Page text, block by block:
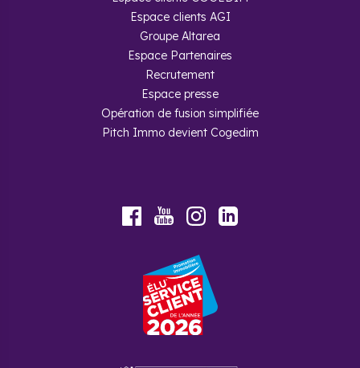
Espace clients AGI
Groupe Altarea
Espace Partenaires
Recrutement
Espace presse
Opération de fusion simplifiée
Pitch Immo devient Cogedim
FacebookYoutubeInstagram